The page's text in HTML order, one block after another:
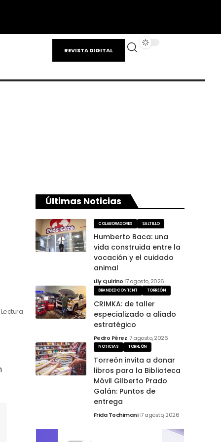
REVISTA DIGITAL
Lectura
Últimas Noticias
COLABORADORES SALTILLO
Humberto Baca: una
vida construida entre la
vocación y el cuidado
animal
Lily Quirino 7 agosto, 2026
BRANDED CONTENT TORREÓN
CRIMKA: de taller
especializado a aliado
estratégico
Pedro Pérez 7 agosto, 2026
NOTICIAS TORREÓN
Torreón invita a donar
libros para la Biblioteca
Móvil Gilberto Prado
Galán: Puntos de
entrega
Frida Tochimani 7 agosto, 2026